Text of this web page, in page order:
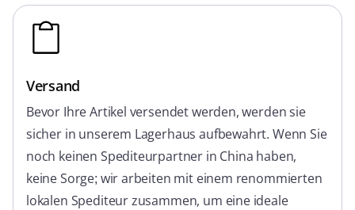
Versand
Bevor Ihre Artikel versendet werden, werden sie
sicher in unserem Lagerhaus aufbewahrt. Wenn Sie
noch keinen Spediteurpartner in China haben,
keine Sorge; wir arbeiten mit einem renommierten
lokalen Spediteur zusammen, um eine ideale